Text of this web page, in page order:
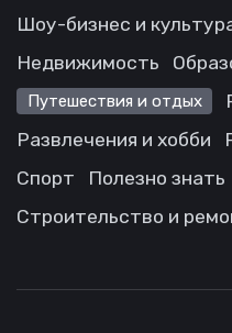
Шоу-бизнес и
Недвижимость
Путешествия и отдых
Развлечения и хобби
Спорт
Полезно знать
Строительство и